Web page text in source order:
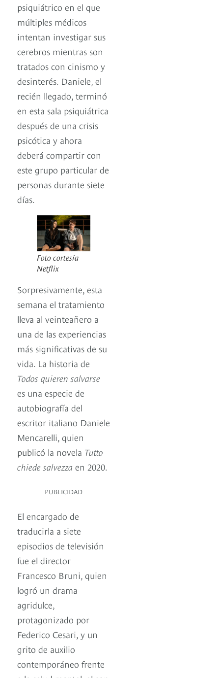
psiquiátrico en el que
múltiples médicos
intentan investigar sus
cerebros mientras son
tratados con cinismo y
desinterés. Daniele, el
recién llegado, terminó
en esta sala psiquiátrica
después de una crisis
psicótica y ahora
deberá compartir con
este grupo particular de
personas durante siete
días.
Foto cortesía
Netflix
Sorpresivamente, esta
semana el tratamiento
lleva al veinteañero a
una de las experiencias
más significativas de su
vida. La historia de
Todos quieren salvarse
es una especie de
autobiografía del
escritor italiano Daniele
Mencarelli, quien
publicó la novela Tutto
chiede salvezza en 2020.
PUBLICIDAD
El encargado de
traducirla a siete
episodios de televisión
fue el director
Francesco Bruni, quien
logró un drama
agridulce,
protagonizado por
Federico Cesari, y un
grito de auxilio
contemporáneo frente